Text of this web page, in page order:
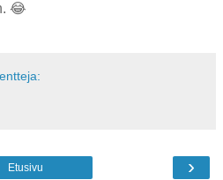
😂
›
Etusivu